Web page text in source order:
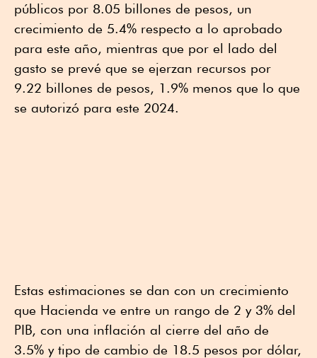
públicos por 8.05 billones de pesos, un
crecimiento de 5.4% respecto a lo aprobado
para este año, mientras que por el lado del
gasto se prevé que se ejerzan recursos por
9.22 billones de pesos, 1.9% menos que lo que
se autorizó para este 2024.
Estas estimaciones se dan con un crecimiento
que Hacienda ve entre un rango de 2 y 3% del
PIB, con una inflación al cierre del año de
3.5% y tipo de cambio de 18.5 pesos por dólar,